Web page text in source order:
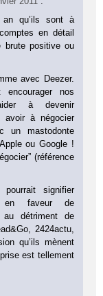
an qu’ils sont à
en détail
brute positive ou
avec Deezer.
encourager nos
à devenir
avoir à négocier
un mastodonte
ou Google !
(référence
signifier
en faveur de
au détriment de
2424actu,
qu’ils mènent
est tellement